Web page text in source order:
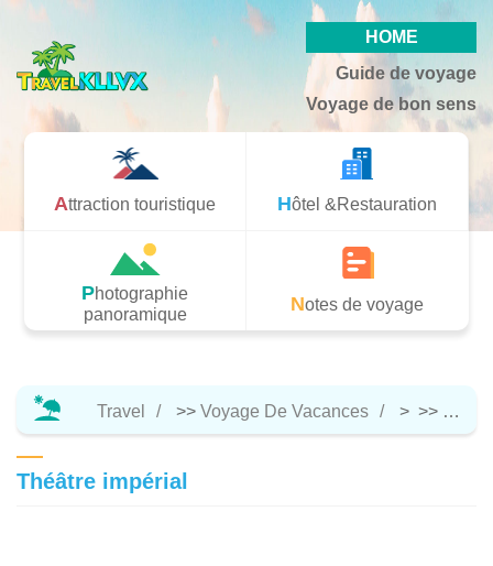
HOME
Guide de voyage
Voyage de bon sens
Attraction touristique Hôtel &Restauration
Photographie
panoramique
Notes de voyage
Travel >> Voyage De Vacances > >>
Théâtre impérial